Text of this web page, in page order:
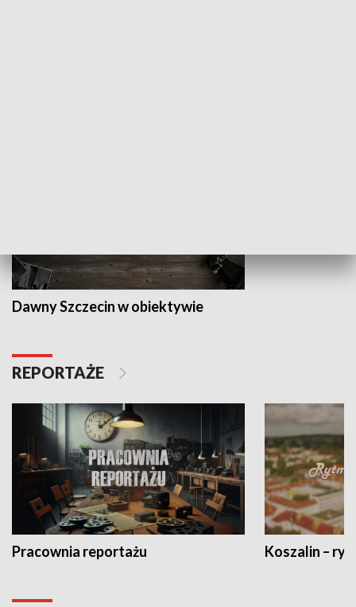
Dawny Szczecin w obiektywie
REPORTAŻE
Pracownia reportażu Koszalin –